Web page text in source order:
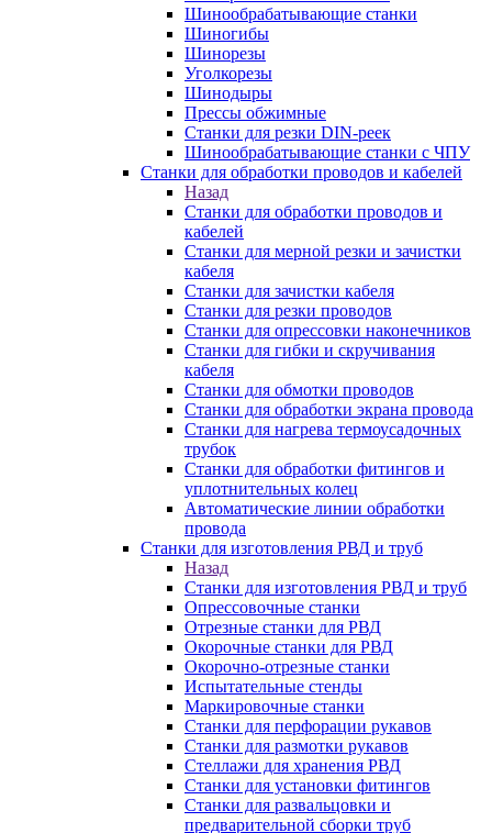
Шинообрабатывающие станки
Шиногибы
Шинорезы
Уголкорезы
Шинодыры
Прессы обжимные
Станки для резки DIN-реек
Шинообрабатывающие станки с ЧПУ
Станки для обработки проводов и кабелей
Назад
Станки для обработки проводов и
кабелей
Станки для мерной резки и зачистки
кабеля
Станки для зачистки кабеля
Станки для резки проводов
Станки для опрессовки наконечников
Станки для гибки и скручивания
кабеля
Станки для обмотки проводов
Станки для обработки экрана провода
Станки для нагрева термоусадочных
трубок
Станки для обработки фитингов и
уплотнительных колец
Автоматические линии обработки
провода
Станки для изготовления РВД и труб
Назад
Станки для изготовления РВД и труб
Опрессовочные станки
Отрезные станки для РВД
Окорочные станки для РВД
Окорочно-отрезные станки
Испытательные стенды
Маркировочные станки
Станки для перфорации рукавов
Станки для размотки рукавов
Стеллажи для хранения РВД
Станки для установки фитингов
Станки для развальцовки и
предварительной сборки труб